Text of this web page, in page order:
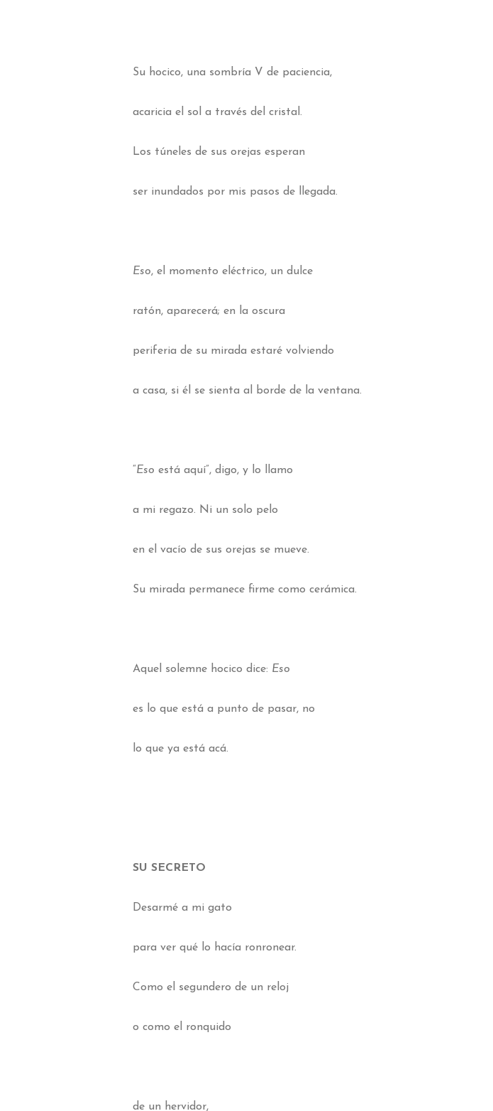
Su hocico, una sombría V de paciencia,
acaricia el sol a través del cristal.
Los túneles de sus orejas esperan
ser inundados por mis pasos de llegada.
Eso, el momento eléctrico, un dulce
ratón, aparecerá; en la oscura
periferia de su mirada estaré volviendo
a casa, si él se sienta al borde de la ventana.
“Eso está aquí”, digo, y lo llamo
a mi regazo. Ni un solo pelo
en el vacío de sus orejas se mueve.
Su mirada permanece firme como cerámica.
Aquel solemne hocico dice: Eso
es lo que está a punto de pasar, no
lo que ya está acá.
SU SECRETO
Desarmé a mi gato
para ver qué lo hacía ronronear.
Como el segundero de un reloj
o como el ronquido
de un hervidor,